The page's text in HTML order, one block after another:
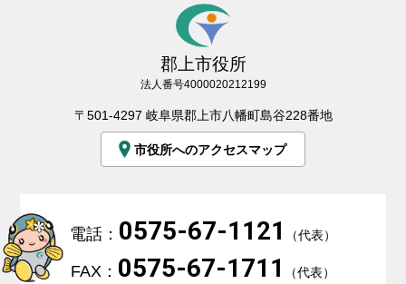
郡上市役所
法人番号4000020212199
〒501-4297 岐阜県郡上市八幡町島谷228番地
市役所へのアクセスマップ
電話： 0575-67-1121 （代表）
FAX： 0575-67-1711 （代表）